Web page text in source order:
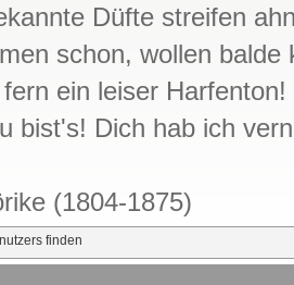
Düfte streifen
schon, wollen balde
ein leiser Harfenton!
bist's! Dich hab ich
(1804-1875)